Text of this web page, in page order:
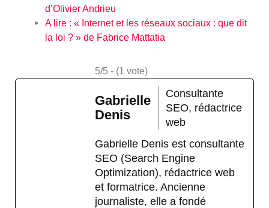
d’Olivier Andrieu
A lire : « Internet et les réseaux sociaux : que dit
la loi ? » de Fabrice Mattatia
5/5 - (1 vote)
Gabrielle
Denis
Consultante
SEO, rédactrice
web
Gabrielle Denis est consultante
SEO (Search Engine
Optimization), rédactrice web
et formatrice. Ancienne
journaliste, elle a fondé